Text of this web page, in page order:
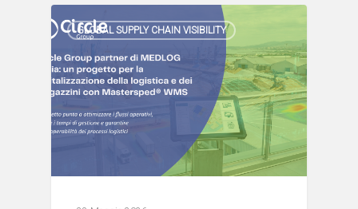
GLOBAL SUPPLY CHAIN VISIBILITY